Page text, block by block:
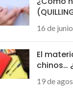
16 de
El
chinos…
19 de